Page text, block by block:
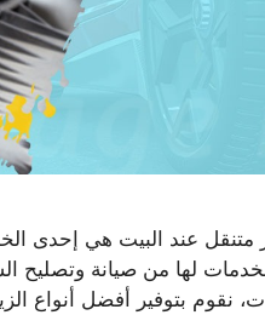
عند البيت هي إحدى
لها من صيانة وتصليح
نقوم بتوفير أفضل أنواع